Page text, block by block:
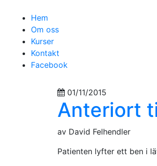
Hem
Om oss
Kurser
Kontakt
Facebook
01/11/2015
Anteriort
av David Felhendler
Patienten lyfter ett ben i